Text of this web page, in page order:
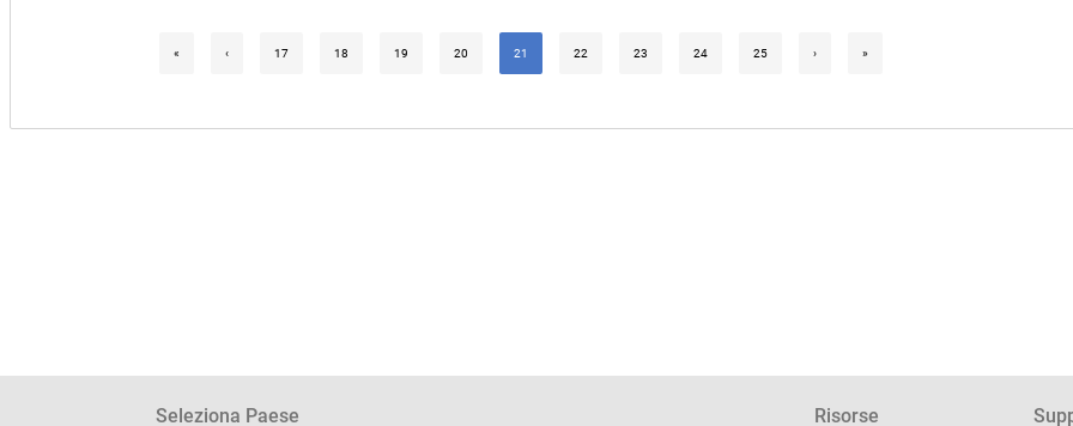
« ‹ 17 18 19 20 21 22 23 24 25 › »
Seleziona Paese Risorse